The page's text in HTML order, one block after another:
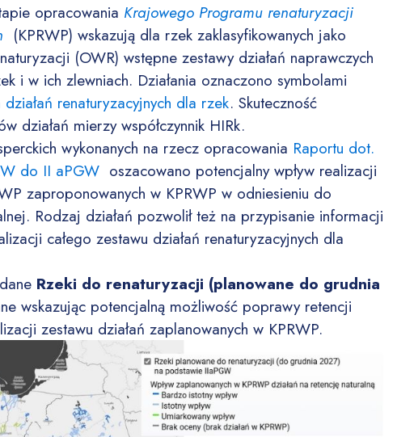
opracowania Krajowego Programu renaturyzacji
(KPRWP) wskazują dla rzek zaklasyfikowanych jako
(OWR) wstępne zestawy działań naprawczych
i w ich zlewniach. Działania oznaczono symbolami
renaturyzacyjnych dla rzek. Skuteczność
działań mierzy współczynnik HIRk.
wykonanych na rzecz opracowania Raportu dot.
do II aPGW oszacowano potencjalny wpływ realizacji
zaproponowanych w KPRWP w odniesieniu do
Rodzaj działań pozwolił też na przypisanie informacji
całego zestawu działań renaturyzacyjnych dla
Rzeki do renaturyzacji (planowane do grudnia
wskazując potencjalną możliwość poprawy retencji
zestawu działań zaplanowanych w KPRWP.